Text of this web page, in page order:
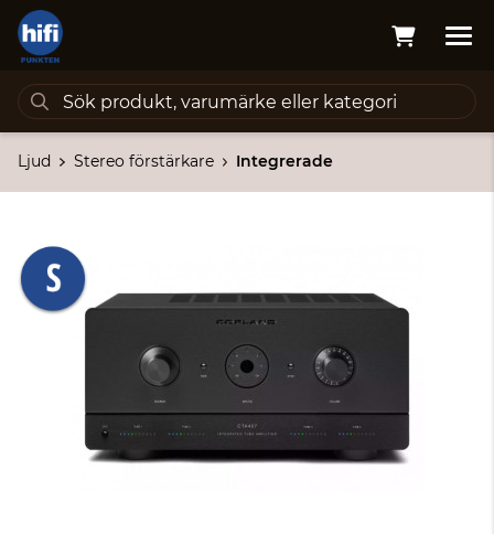
Ljud Stereo förstärkare Integrerade